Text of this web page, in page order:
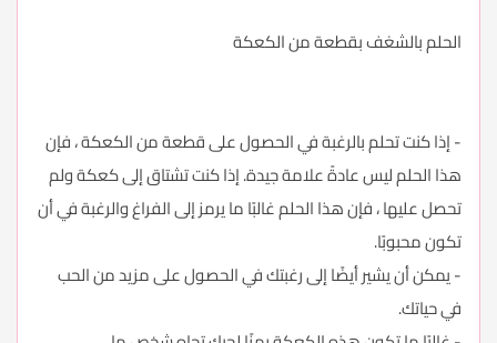
الحلم بالشغف بقطعة من الكعكة
- إذا كنت تحلم بالرغبة في الحصول على قطعة من الكعكة ، فإن
هذا الحلم ليس عادةً علامة جيدة. إذا كنت تشتاق إلى كعكة ولم
تحصل عليها ، فإن هذا الحلم غالبًا ما يرمز إلى الفراغ والرغبة في أن
تكون محبوبًا.
- يمكن أن يشير أيضًا إلى رغبتك في الحصول على مزيد من الحب
في حياتك.